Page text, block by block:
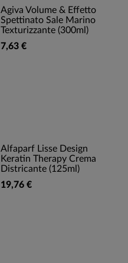
Agiva Volume & Effetto
Spettinato Sale Marino
Texturizzante (300ml)
7,63 €
Alfaparf Lisse Design
Keratin Therapy Crema
Districante (125ml)
19,76 €